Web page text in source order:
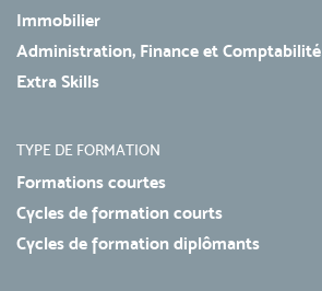
Immobilier
Administration, Finance et Comptabilité
Extra Skills
TYPE DE FORMATION
Formations courtes
Cycles de formation courts
Cycles de formation diplômants